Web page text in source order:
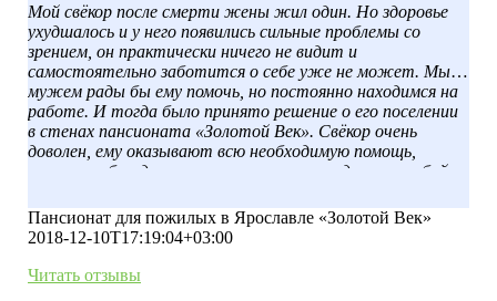
Мой свёкор после смерти жены жил один. Но здоровье
ухудшалось и у него появились сильные проблемы со
зрением, он практически ничего не видит и
самостоятельно заботится о себе уже не может. Мы с
мужем рады бы ему помочь, но постоянно находимся на
работе. И тогда было принято решение о его поселении
в стенах пансионата «Золотой Век». Свёкор очень
доволен, ему оказывают всю необходимую помощь,
внимание, беседуют с ним, помогают следить за собой.
удобство посещения. Каждые выходные мы обязательно
приезжаем увидеться и замечаем, в каком хорошем
Пансионат для пожилых в Ярославле «Золотой Век»
2018-12-10T17:19:04+03:00
Читать отзывы